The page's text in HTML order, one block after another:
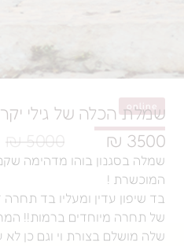
של גילי יקרנג׳י
5000 ₪
בוהו מדהימה שקניתי אצל
עדין ומעליו בד תחרה דק ועדין
מיוחדים ברמות!! המחשוף בול
בצורת וי וגם כן לא עמוק וחשוף